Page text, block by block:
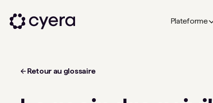
Plateforme
Retour au glossaire